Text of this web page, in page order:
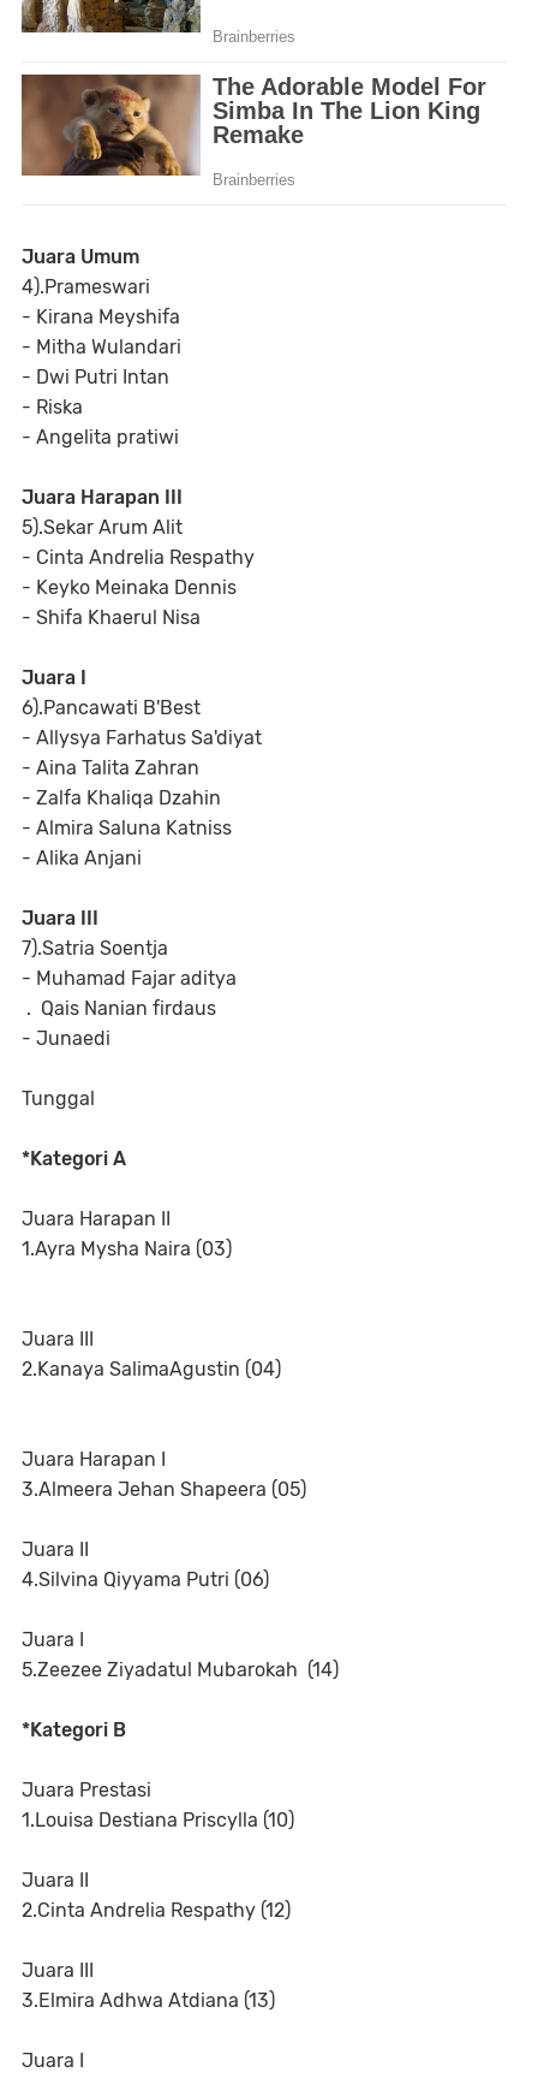
Juara Umum
4).Prameswari
- Kirana Meyshifa
- Mitha Wulandari
- Dwi Putri Intan
- Riska
- Angelita pratiwi
Juara Harapan III
5).Sekar Arum Alit
- Cinta Andrelia Respathy
- Keyko Meinaka Dennis
- Shifa Khaerul Nisa
Juara I
6).Pancawati B'Best
- Allysya Farhatus Sa'diyat
- Aina Talita Zahran
- Zalfa Khaliqa Dzahin
- Almira Saluna Katniss
- Alika Anjani
Juara III
7).Satria Soentja
- Muhamad Fajar aditya
. Qais Nanian firdaus
- Junaedi
Tunggal
*Kategori A
Juara Harapan II
1.Ayra Mysha Naira (03)
Juara III
2.Kanaya SalimaAgustin (04)
Juara Harapan I
3.Almeera Jehan Shapeera (05)
Juara II
4.Silvina Qiyyama Putri (06)
Juara I
5.Zeezee Ziyadatul Mubarokah (14)
*Kategori B
Juara Prestasi
1.Louisa Destiana Priscylla (10)
Juara II
2.Cinta Andrelia Respathy (12)
Juara III
3.Elmira Adhwa Atdiana (13)
Juara I